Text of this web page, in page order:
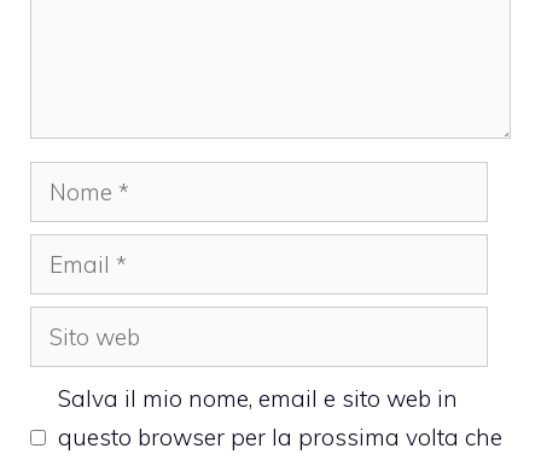
Nome
Email
Sito
web
Salva il mio nome, email e sito web in
questo browser per la prossima volta che